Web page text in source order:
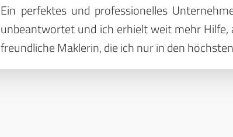
Ein perfektes und professionelles
unbeantwortet und ich erhielt weit mehr
freundliche Maklerin, die ich nur in den